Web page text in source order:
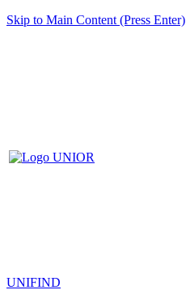
Skip to Main Content (Press Enter)
UNIFIND